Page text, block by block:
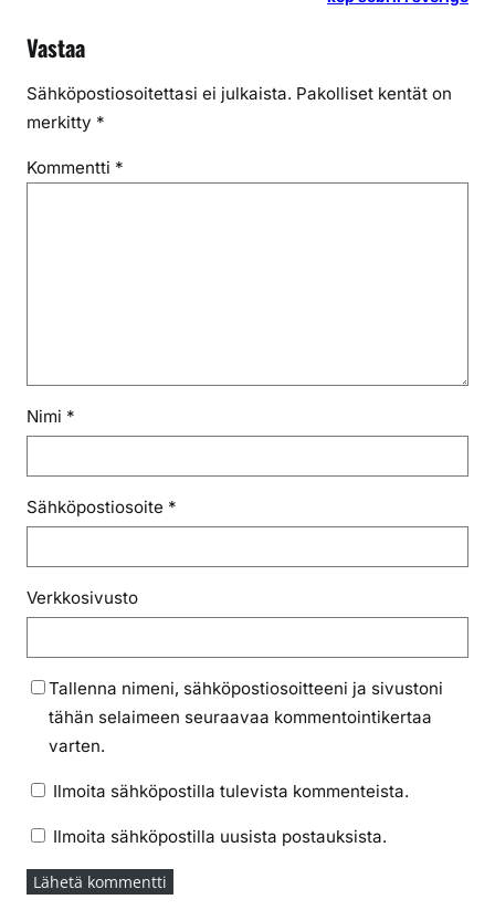
Vastaa
Sähköpostiosoitettasi ei julkaista. Pakolliset kentät on
merkitty *
Kommentti *
Nimi *
Sähköpostiosoite *
Verkkosivusto
Tallenna nimeni, sähköpostiosoitteeni ja sivustoni
tähän selaimeen seuraavaa kommentointikertaa
varten.
Ilmoita sähköpostilla tulevista kommenteista.
Ilmoita sähköpostilla uusista postauksista.